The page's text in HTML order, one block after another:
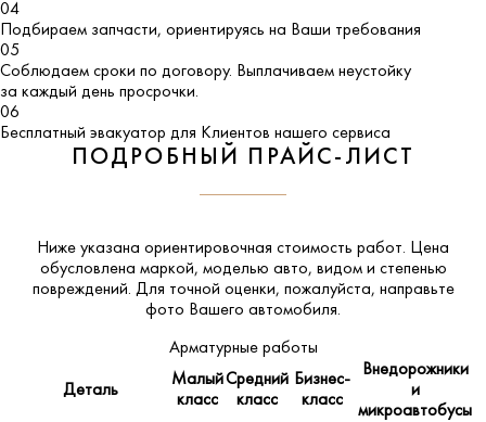
04
Подбираем запчасти, ориентируясь на Ваши требования
05
Соблюдаем сроки по договору. Выплачиваем неустойку
за каждый день просрочки.
06
Бесплатный эвакуатор для Клиентов нашего сервиса
ПОДРОБНЫЙ ПРАЙС-ЛИСТ
Ниже указана ориентировочная стоимость работ. Цена
обусловлена маркой, моделью авто, видом и степенью
повреждений. Для точной оценки, пожалуйста, направьте
фото Вашего автомобиля.
Арматурные работы
Деталь
Малый
класс
Средний
класс
Бизнес-
класс
Внедорожники
и
микроавтобусы